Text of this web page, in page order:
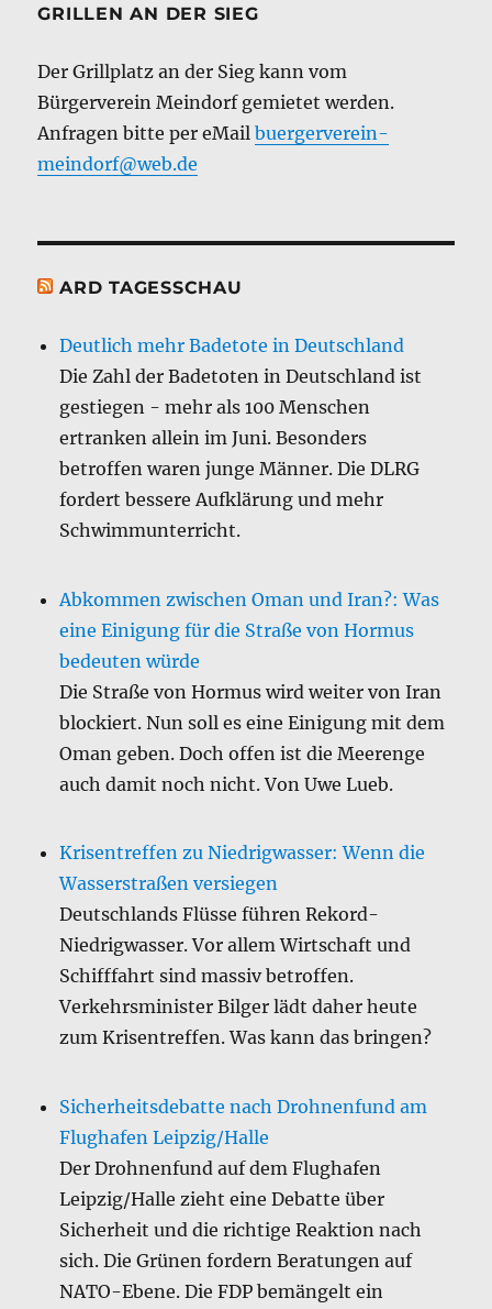
GRILLEN AN DER SIEG
Der Grillplatz an der Sieg kann vom
Bürgerverein Meindorf gemietet werden.
Anfragen bitte per eMailbuergerverein-
meindorf@web.de
ARD TAGESSCHAU
Deutlich mehr Badetote in Deutschland
Die Zahl der Badetoten in Deutschland ist
gestiegen - mehr als 100 Menschen
ertranken allein im Juni. Besonders
betroffen waren junge Männer. Die DLRG
fordert bessere Aufklärung und mehr
Schwimmunterricht.
Abkommen zwischen Oman und Iran?: Was
eine Einigung für die Straße von Hormus
bedeuten würde
Die Straße von Hormus wird weiter von Iran
blockiert. Nun soll es eine Einigung mit dem
Oman geben. Doch offen ist die Meerenge
auch damit noch nicht. Von Uwe Lueb.
Krisentreffen zu Niedrigwasser: Wenn die
Wasserstraßen versiegen
Deutschlands Flüsse führen Rekord-
Niedrigwasser. Vor allem Wirtschaft und
Schifffahrt sind massiv betroffen.
Verkehrsminister Bilger lädt daher heute
zum Krisentreffen. Was kann das bringen?
Sicherheitsdebatte nach Drohnenfund am
Flughafen Leipzig/Halle
Der Drohnenfund auf dem Flughafen
Leipzig/Halle zieht eine Debatte über
Sicherheit und die richtige Reaktion nach
sich. Die Grünen fordern Beratungen auf
NATO-Ebene. Die FDP bemängelt ein